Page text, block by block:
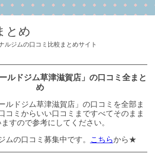
とめ
ルジムの口コミ比較まとめサイト
ルドジム草津滋賀店」の口コミ全まと
め
ルドジム草津滋賀店」の口コミを全部ま
コミからいい口コミまですべてそのまま
すので参考にしてください。
の口コミ募集中です。
こちらから★